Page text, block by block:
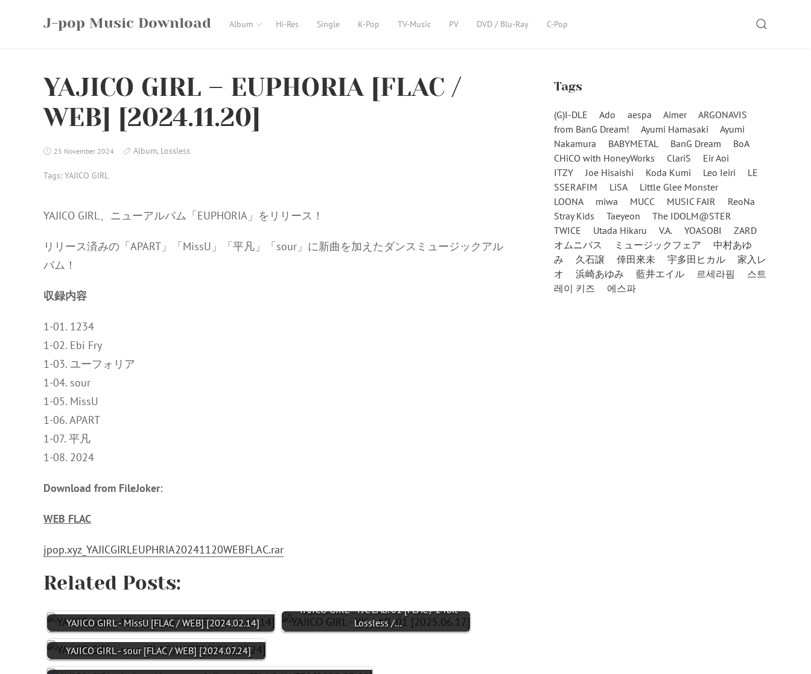
J-pop Music Download Album Hi-Res Single K-Pop TV-Music PV DVD / Blu-Ray C-Pop SEARCH
YAJICO GIRL – EUPHORIA [FLAC /
WEB] [2024.11.20]
25 November 2024 Album, Lossless
Tags: YAJICO GIRL
YAJICO GIRL、ニューアルバム「EUPHORIA」をリリース！
リリース済みの「APART」「MissU」「平凡」「sour」に新曲を加えたダンスミュージックアル
バム！
収録内容
1-01. 1234
1-02. Ebi Fry
1-03. ユーフォリア
1-04. sour
1-05. MissU
1-06. APART
1-07. 平凡
1-08. 2024
Download from FileJoker:
WEB FLAC
jpop.xyz_YAJICGIRLEUPHRIA20241120WEBFLAC.rar
Related Posts:
YAJICO GIRL - MissU [FLAC / WEB] [2024.02.14]
YAJICO GIRL - YJC LAB. 01 [FLAC / 24bit
Lossless /…
YAJICO GIRL - sour [FLAC / WEB] [2024.07.24]
Tags
(G)I-DLE Ado aespa Aimer
ARGONAVIS
from BanG Dream!
Ayumi Hamasaki
Ayumi
Nakamura
BABYMETAL BanG Dream
BoA
CHiCO with HoneyWorks
ClariS
Eir Aoi
ITZY
Joe Hisaishi Koda Kumi Leo Ieiri
LE
SSERAFIM
LiSA
Little Glee Monster
LOONA
miwa MUCC MUSIC FAIR
ReoNa
Stray Kids
Taeyeon
The IDOLM@STER
TWICE
Utada Hikaru V.A. YOASOBI
ZARD
オムニバス
ミュージックフェア
中村あゆ
み
久石譲 倖田來未 宇多田ヒカル
家入レ
オ
浜崎あゆみ 藍井エイル 르세라핌
스트
레이 키즈
에스파